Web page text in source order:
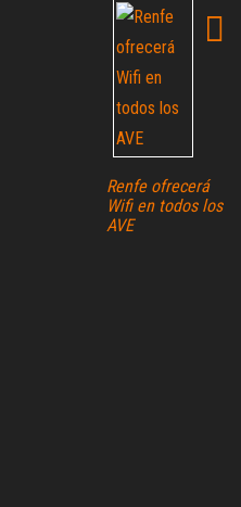
Renfe ofrecerá
Wifi en todos los
AVE